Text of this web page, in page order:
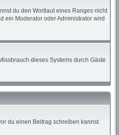
du den Wortlaut eines Ranges nicht
ein Moderator oder Administrator wird
dieses Systems durch Gäste
du einen Beitrag schreiben kannst.